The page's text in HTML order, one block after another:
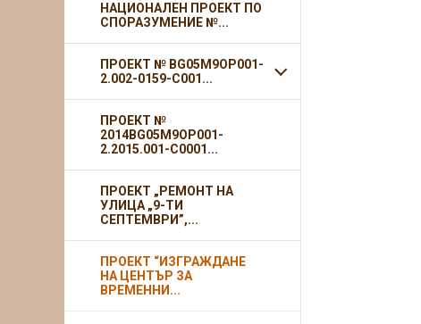
НАЦИОНАЛЕН ПРОЕКТ ПО
СПОРАЗУМЕНИЕ №...
ПРОЕКТ № BG05M9OP001-
2.002-0159-С001...
ПРОЕКТ №
2014BG05M9OP001-
2.2015.001-C0001...
ПРОЕКТ „РЕМОНТ НА
УЛИЦА „9-ТИ
СЕПТЕМВРИ”,...
ПРОЕКТ “ИЗГРАЖДАНЕ
НА ЦЕНТЪР ЗА
ВРЕМЕННИ...